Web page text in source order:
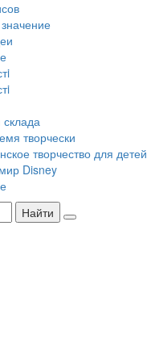
творчески
творчество для детей
Disney
Найти